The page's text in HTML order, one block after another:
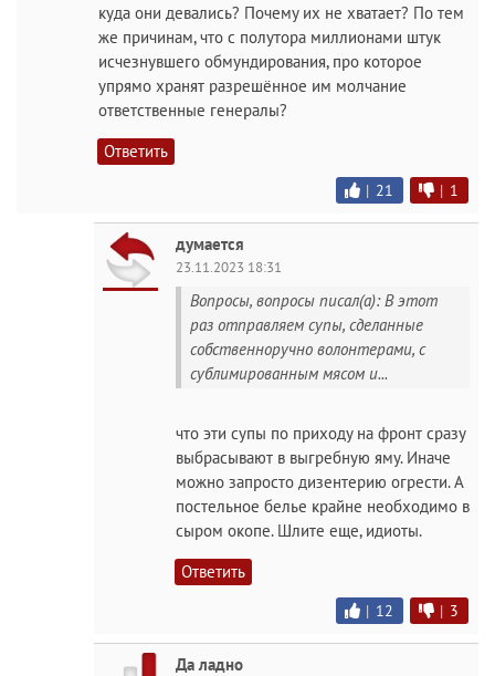
куда они девались? Почему их не хватает? По тем
же причинам, что с полутора миллионами штук
исчезнувшего обмундирования, про которое
упрямо хранят разрешённое им молчание
ответственные генералы?
Ответить
| 21 | 1
думается
23.11.2023 18:31
Вопросы, вопросы писал(а): В этот
раз отправляем супы, сделанные
собственноручно волонтерами, с
сублимированным мясом и...
что эти супы по приходу на фронт сразу
выбрасывают в выгребную яму. Иначе
можно запросто дизентерию огрести. А
постельное белье крайне необходимо в
сыром окопе. Шлите еще, идиоты.
Ответить
| 12 | 3
Да ладно